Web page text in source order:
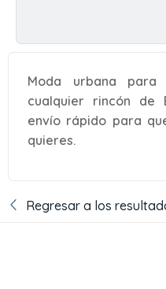
Moda urbana
cualquier rincón de
envío rápido para
quieres.
Regresar a los